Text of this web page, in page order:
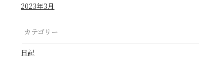
2023年3月
カテゴリー
日記